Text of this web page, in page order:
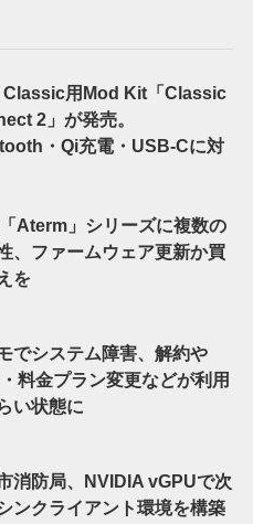
Classic用Mod Kit「Classic
2」が発売。
・Qi充電・USB-Cに対
Aterm」シリーズに複数の
、ファームウェア更新か買
を
でシステム障害、解約や
料金プラン変更などが利用
い状態に
消防局、NVIDIA vGPUで次
ンクライアント環境を構築